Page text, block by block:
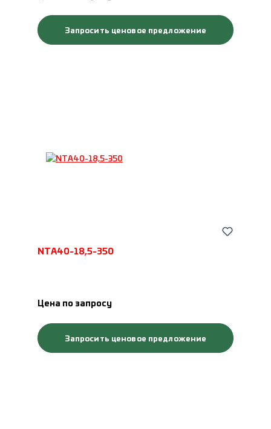
Запросить ценовое предложение
NTA40-18,5-350
Цена по запросу
Запросить ценовое предложение